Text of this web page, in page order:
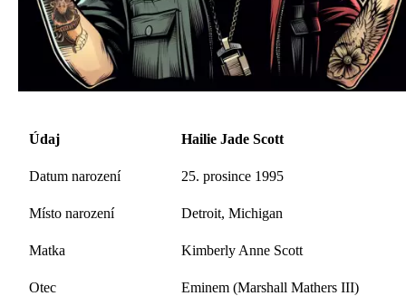
Údaj Hailie Jade Scott
Datum narození 25. prosince 1995
Místo narození Detroit, Michigan
Matka Kimberly Anne Scott
Otec Eminem (Marshall Mathers III)